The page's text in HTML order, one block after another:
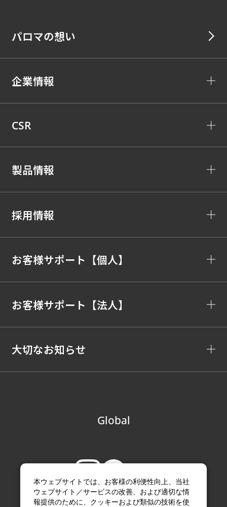
パロマの想い
企業情報
CSR
製品情報
採用情報
お客様サポート【個人】
お客様サポート【法人】
大切なお知らせ
Global
本ウェブサイトでは、お客様の利便性向上、当社
ウェブサイト／サービスの改善、および適切な情
報提供のために、クッキーおよび類似の技術を使